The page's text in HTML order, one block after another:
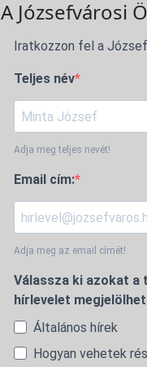
A Józsefvárosi
Iratkozzon fel a
Teljes név
Adja meg teljes nevét!
Email cím:
Adja meg az email címét!
Válassza ki azokat a
hírlevelet
Általános hírek
Hogyan vehetek